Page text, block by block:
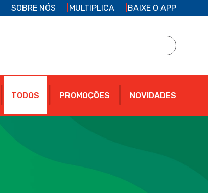
SOBRE NÓS MULTIPLICA BAIXE O APP
TODOS PROMOÇÕES NOVIDADES